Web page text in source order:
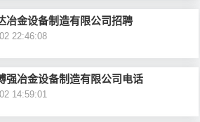
冶金设备制造有限公司招聘
22:46:08
强冶金设备制造有限公司电话
14:59:01